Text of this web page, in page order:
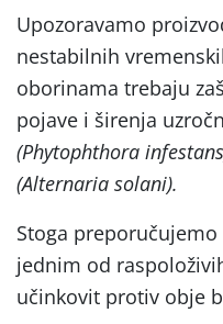
Upozoravamo
nestabilnih
oborinama trebaju
pojave i širenja
(Phytophthora
(Alternaria solani).
Stoga
jednim od
učinkovit protiv obje